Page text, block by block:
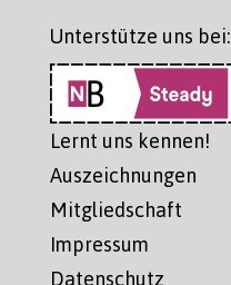
Unterstütze uns bei:
Lernt uns kennen!
Auszeichnungen
Mitgliedschaft
Impressum
Datenschutz